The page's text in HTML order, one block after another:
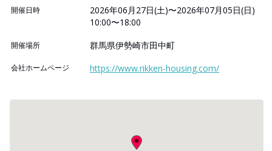
開催日時
2026年06月27日(土)〜2026年07月05日(日)
10:00〜18:00
開催場所 群馬県伊勢崎市田中町
会社ホームページ https://www.rikken-housing.com/